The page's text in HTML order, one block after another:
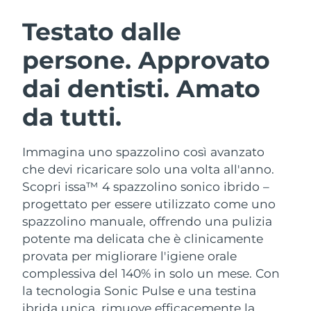
Testato dalle
persone. Approvato
dai dentisti. Amato
da tutti.
Immagina uno spazzolino così avanzato
che devi ricaricare solo una volta all'anno.
Scopri issa™ 4 spazzolino sonico ibrido –
progettato per essere utilizzato come uno
spazzolino manuale, offrendo una pulizia
potente ma delicata che è clinicamente
provata per migliorare l'igiene orale
complessiva del 140% in solo un mese. Con
la tecnologia Sonic Pulse e una testina
ibrida unica, rimuove efficacemente la
Detersione viso
LUNA™ 4 pacchetto
Anti-aging massage
LUNA™ 4 Plus
Massage, LED heating
LUNA™ 4 Men
For men, anti-aging massage
Lifting viso
BEAR™ 2 pacchetto
Microcurrent toning
BEAR™ 2 go
Microcurrent toning on-the-go
BEAR™ 2 eyes & lips
Microcurrent line smoothing device
Idratazione
UFO™ 3 pacchetto
Deep facial hydration
UFO™ 3 LED
Near-infrared and red light therapy
device
Igiene orale
issa™ 4
Hybrid silicone sonic toothbrush
issa™ 4 plus
Smart hybrid silicone sonic toothbrush
TRATTAMENTI ANTI-AGE FAQ™
Anti-age Trattamenti LED
NEW
Austria
Bahrein Consegna stimata8/11/26
Belgio Consegna stimata8/10/26
Bermuda
Bosnia ed
Erzegovina
Consegna stimata8/13/26
Brunei Consegna stimata 8/15/26
Bulgaria Consegna stimata
Canada Consegna stimata
Cile Consegna stimata8/14/26